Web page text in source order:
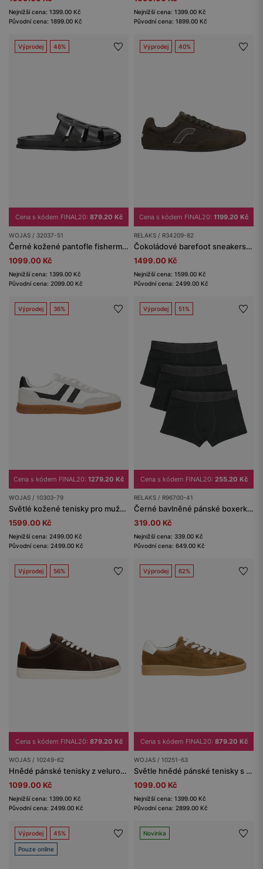
Nejnižší cena: 1399.00 Kč
Původní cena: 1899.00 Kč
Nejnižší cena: 1399.00 Kč
Původní cena: 1899.00 Kč
Výprodej 48%
Cena s kódem FINAL20: 879.20 Kč
WOJAS / 32037-51
Černé kožené pantofle fisherman pro muže
1099.00 Kč
Nejnižší cena: 1399.00 Kč
Původní cena: 2099.00 Kč
Výprodej 40%
Cena s kódem FINAL20: 1199.20 Kč
RELAKS / R34209-82
Čokoládové barefoot sneakers na tenké podrážce RELAKS
1499.00 Kč
Nejnižší cena: 1599.00 Kč
Původní cena: 2499.00 Kč
Výprodej 36%
Cena s kódem FINAL20: 1279.20 Kč
WOJAS / 10303-79
Světlé kožené tenisky pro muže s kontrastními vsadkami
1599.00 Kč
Nejnižší cena: 2499.00 Kč
Původní cena: 2499.00 Kč
Výprodej 51%
Cena s kódem FINAL20: 255.20 Kč
RELAKS / R96700-41
Černé bavlněné pánské boxerky RELAKS
319.00 Kč
Nejnižší cena: 339.00 Kč
Původní cena: 649.00 Kč
Výprodej 56%
Cena s kódem FINAL20: 879.20 Kč
WOJAS / 10249-62
Hnědé pánské tenisky z velurové štípané kůže
1099.00 Kč
Nejnižší cena: 1399.00 Kč
Původní cena: 2499.00 Kč
Výprodej 62%
Cena s kódem FINAL20: 879.20 Kč
WOJAS / 10251-63
Světle hnědé pánské tenisky s bílými detaily
1099.00 Kč
Nejnižší cena: 1399.00 Kč
Původní cena: 2899.00 Kč
Výprodej 45%
Pouze online
Novinka